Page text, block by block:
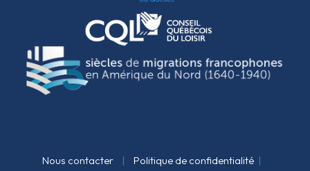
Nous contacter | Politique de confidentialité |